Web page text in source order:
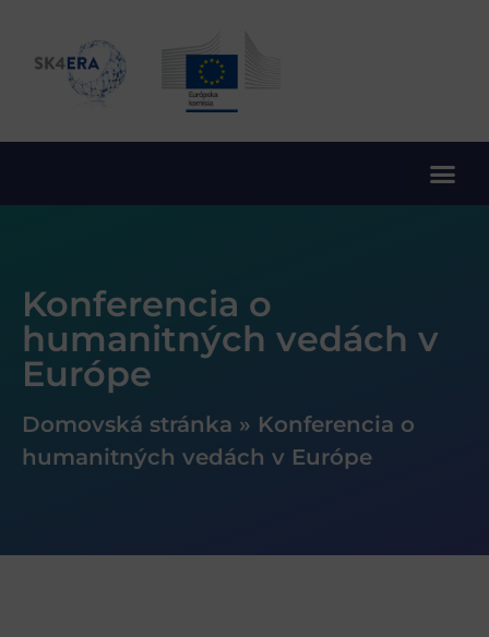
Konferencia o
humanitných vedách v
Európe
Domovská stránka » Konferencia o
humanitných vedách v Európe